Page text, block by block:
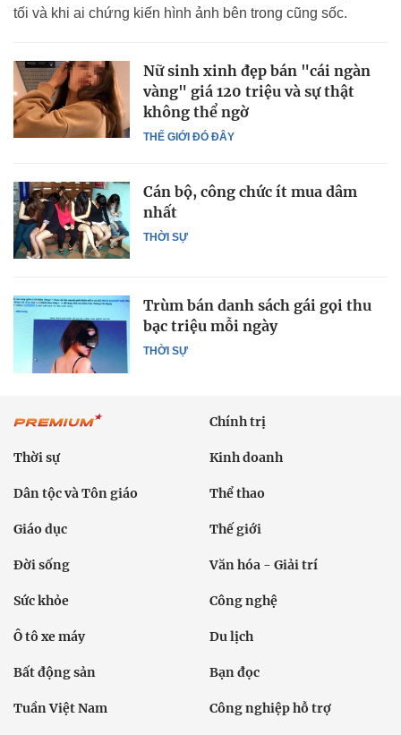
tối và khi ai chứng kiến hình ảnh bên trong cũng sốc.
THẾ GIỚI ĐÓ ĐÂY
Nữ sinh xinh đẹp bán "cái ngàn
vàng" giá 120 triệu và sự thật
không thể ngờ
THỜI SỰ
Cán bộ, công chức ít mua dâm
nhất
THỜI SỰ
Trùm bán danh sách gái gọi thu
bạc triệu mỗi ngày
Chính trị
Thời sự Kinh doanh
Dân tộc và Tôn giáo Thể thao
Giáo dục Thế giới
Đời sống Văn hóa - Giải trí
Sức khỏe Công nghệ
Ô tô xe máy Du lịch
Bất động sản Bạn đọc
Tuần Việt Nam Công nghiệp hỗ trợ